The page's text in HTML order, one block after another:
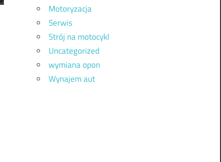
Motoryzacja
Serwis
Strój na motocykl
Uncategorized
wymiana opon
Wynajem aut